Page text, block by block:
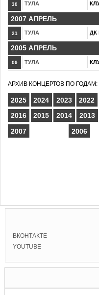
30 ТУЛА
2007 АПРЕЛЬ
21 ТУЛА ДК
2005 АПРЕЛЬ
09 ТУЛА
АРХИВ КОНЦЕРТОВ ПО ГОДАМ:
2025 2024 2023 2022
2016
2015 2014 2013
2007
2006
ВКОНТАКТЕ
YOUTUBE